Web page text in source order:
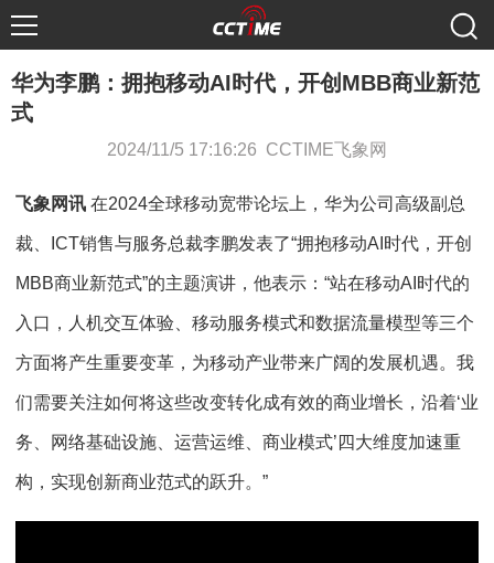
华为李鹏：拥抱移动AI时代，开创MBB商业新范
式
2024/11/5 17:16:26 CCTIME飞象网
飞象网讯 在2024全球移动宽带论坛上，华为公司高级副总
裁、ICT销售与服务总裁李鹏发表了“拥抱移动AI时代，开创
MBB商业新范式”的主题演讲，他表示：“站在移动AI时代的
入口，人机交互体验、移动服务模式和数据流量模型等三个
方面将产生重要变革，为移动产业带来广阔的发展机遇。我
们需要关注如何将这些改变转化成有效的商业增长，沿着‘业
务、网络基础设施、运营运维、商业模式’四大维度加速重
构，实现创新商业范式的跃升。”